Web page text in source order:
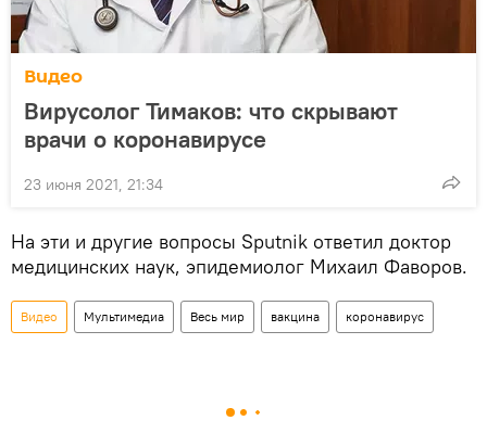
Видео
Вирусолог Тимаков: что скрывают
врачи о коронавирусе
23 июня 2021, 21:34
На эти и другие вопросы Sputnik ответил доктор
медицинских наук, эпидемиолог Михаил Фаворов.
Видео Мультимедиа Весь мир вакцина коронавирус